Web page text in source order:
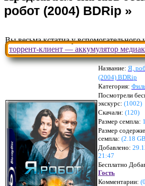
Вы весьма кстатиа у
торрент-клиент — аккумулятор
Название: Я,
(2004) BDRip
Категория:
Посмотрели
экскурс: (1002)
Скачали: (120)
Размер семпла:
Размер
семпла: (2.18 GB
Добавлено:
21:47
Бесплатно
Гость
Комментарии: (0